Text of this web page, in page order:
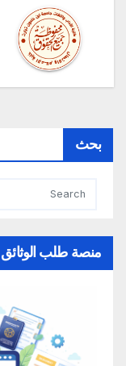
بحث
منصة طلب الوثائق